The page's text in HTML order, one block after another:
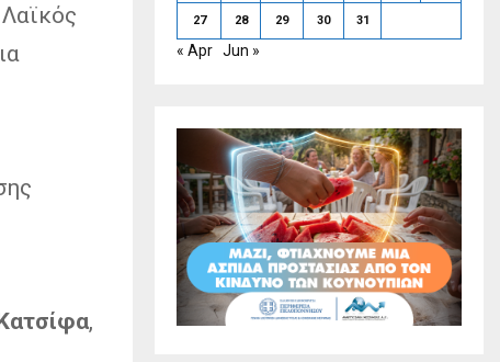
,
27 28 29 30 31
« Apr Jun »